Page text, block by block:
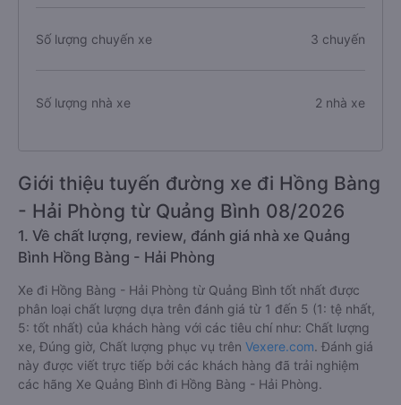
Số lượng chuyến xe 3 chuyến
Số lượng nhà xe 2 nhà xe
Giới thiệu tuyến đường xe đi Hồng Bàng
- Hải Phòng từ Quảng Bình 08/2026
1. Về chất lượng, review, đánh giá nhà xe Quảng
Bình Hồng Bàng - Hải Phòng
Xe đi Hồng Bàng - Hải Phòng từ Quảng Bình tốt nhất được
phân loại chất lượng dựa trên đánh giá từ 1 đến 5 (1: tệ nhất,
5: tốt nhất) của khách hàng với các tiêu chí như: Chất lượng
xe, Đúng giờ, Chất lượng phục vụ trên Vexere.com. Đánh giá
này được viết trực tiếp bởi các khách hàng đã trải nghiệm
các hãng Xe Quảng Bình đi Hồng Bàng - Hải Phòng.